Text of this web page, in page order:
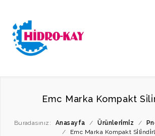
Emc Marka Kompakt
Buradasınız: Anasayfa / Ürünleri̇mi̇z /
/
Emc Marka Kompakt